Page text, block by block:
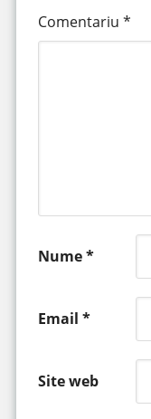
Comentariu *
Nume*
Email *
Site web